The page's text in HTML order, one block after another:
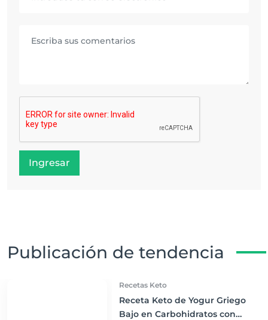
Ingresar
Publicación de tendencia
Recetas Keto
Receta Keto de Yogur Griego
Bajo en Carbohidratos con